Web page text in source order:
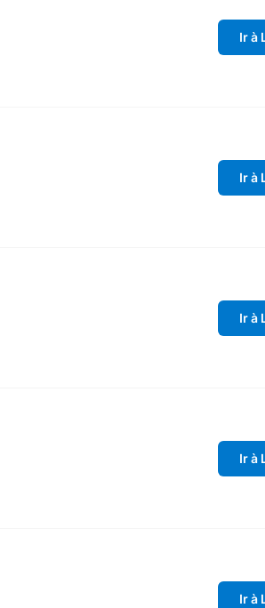
Ir à
Ir à
Ir à
Ir à
Ir à